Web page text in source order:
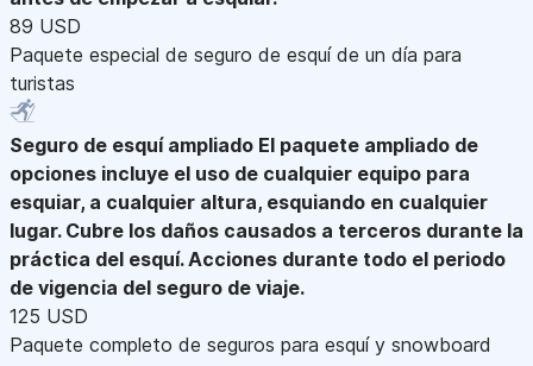
89 USD
Paquete especial de seguro de esquí de un día para
turistas
Seguro de esquí ampliado El paquete ampliado de
opciones incluye el uso de cualquier equipo para
esquiar, a cualquier altura, esquiando en cualquier
lugar. Cubre los daños causados a terceros durante la
práctica del esquí. Acciones durante todo el periodo
de vigencia del seguro de viaje.
125 USD
Paquete completo de seguros para esquí y snowboard